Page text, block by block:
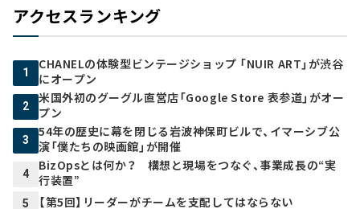
アクセスランキング
1
CHANELの体験型ビンテージショップ 「NUIR ART」が渋谷
にオープン
2
米国外初のグーグル直営店「Google Store 表参道」がオー
プン
3
54年の歴史に幕を閉じる岩波神保町ビルで、イマーシブ公
演「僕たちの映画館」が開催
4
BizOpsとは何か？ 構想と現場をつなぐ、事業成長の“実
行装置”
5 【第5回】リーダーがチームを支配してはならない